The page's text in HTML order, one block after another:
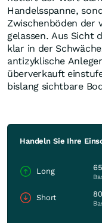
Handelsspanne,
Zwischenböden der
gelassen. Aus Sicht
klar in der
antizyklische
überverkauft
bislang sichtbare
Handeln Sie Ihre
Long
Short